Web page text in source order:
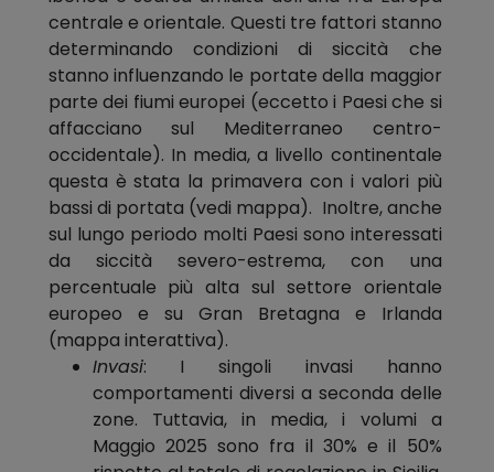
centrale e orientale. Questi tre fattori stanno
determinando condizioni di siccità che
stanno influenzando le portate della maggior
parte dei fiumi europei (eccetto i Paesi che si
affacciano sul Mediterraneo centro-
occidentale). In media, a livello continentale
questa è stata la primavera con i valori più
bassi di portata (vedi mappa). Inoltre, anche
sul lungo periodo molti Paesi sono interessati
da siccità severo-estrema, con una
percentuale più alta sul settore orientale
europeo e su Gran Bretagna e Irlanda
(mappa interattiva).
Invasi: I singoli invasi hanno
comportamenti diversi a seconda delle
zone. Tuttavia, in media, i volumi a
Maggio 2025 sono fra il 30% e il 50%